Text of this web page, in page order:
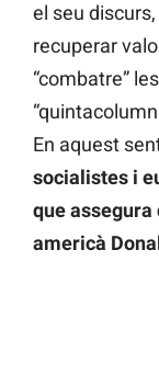
el seu
recuperar
“combatre”
En aquest
socialistes i
que
americà